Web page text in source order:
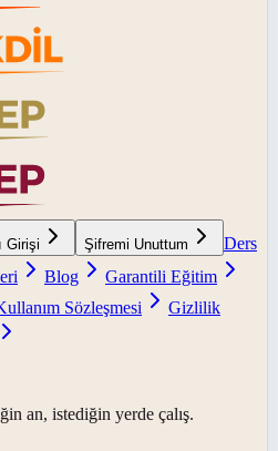
Girişi Şifremi Unuttum
Ders
Blog
Garantili Eğitim
Sözleşmesi
Gizlilik
an, istediğin yerde çalış.